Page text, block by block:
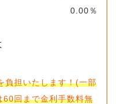
0.00％
負担いたします！(一部
60回まで金利手数料無